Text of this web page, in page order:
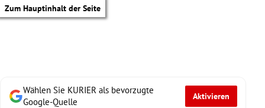
Zum Hauptinhalt der Seite
Wählen Sie KURIER als bevorzugte
Google-Quelle
Aktivieren